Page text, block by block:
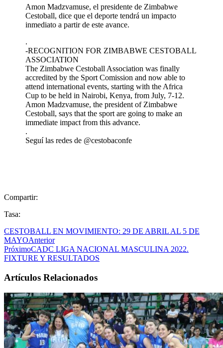
Amon Madzvamuse, el presidente de Zimbabwe
Cestoball, dice que el deporte tendrá un impacto
inmediato a partir de este avance.
.
-RECOGNITION FOR ZIMBABWE CESTOBALL
ASSOCIATION
The Zimbabwe Cestoball Association was finally
accredited by the Sport Comission and now able to
attend international events, starting with the Africa
Cup to be held in Nairobi, Kenya, from July, 7-12.
Amon Madzvamuse, the president of Zimbabwe
Cestoball, says that the sport are going to make an
immediate impact from this advance.
.
Seguí las redes de @cestobaconfe
Compartir:
Tasa:
CESTOBALL EN MOVIMIENTO: 29 DE ABRIL AL 5 DE
MAYOAnterior
PróximoCADC LIGA NACIONAL MASCULINA 2022.
FIXTURE Y RESULTADOS
Artículos Relacionados